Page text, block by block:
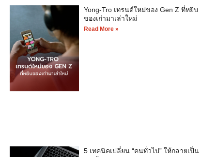
Yong-Tro เทรนด์ใหม่ของ Gen Z ที่หยิบ
ของเก่ามาเล่าใหม่
Read More »
5 เทคนิคเปลี่ยน “คนทั่วไป” ให้กลายเป็น